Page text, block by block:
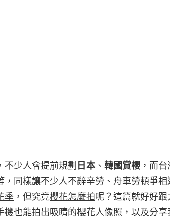
不少人會提前規劃 日本、 韓國賞櫻，而台
，同樣讓不少人不辭辛勞、舟車勞頓爭
季 ，但究竟櫻花怎麼拍呢？這篇就好好跟
機也能拍出吸睛的櫻花人像照，以及分